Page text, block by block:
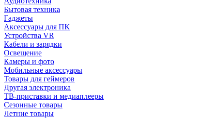
Бытовая техника
Гаджеты
Аксессуары для ПК
Устройства VR
Кабели и зарядки
Освещение
Камеры и фото
Мобильные аксессуары
Товары для геймеров
Другая электроника
ТВ-приставки и медиаплееры
Сезонные товары
Летние товары